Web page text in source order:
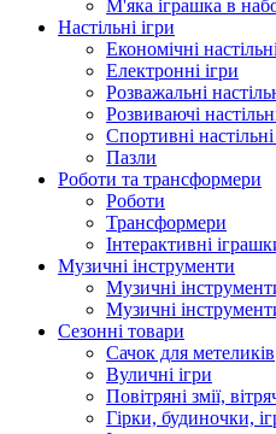
М'яка іграшка в
Настільні ігри
Економічні
Електронні ігри
Розважальні
Розвиваючі
Спортивні настільні
Пазли
Роботи та трансформери
Роботи
Трансформери
Інтерактивні
Музичні інструменти
Музичні
Музичні
Сезонні товари
Сачок для метеликів
Вуличні ігри
Повітряні змії,
Гірки, будиночки,